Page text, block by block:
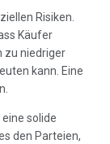
Risiken.
Käufer
zu niedriger
kann. Eine
solide
den Parteien,